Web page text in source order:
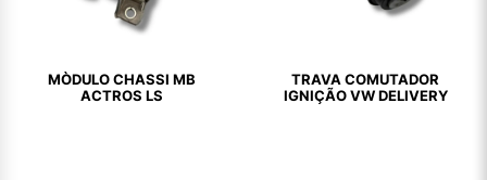
MÒDULO CHASSI MB
ACTROS LS
TRAVA COMUTADOR
IGNIÇÃO VW DELIVERY